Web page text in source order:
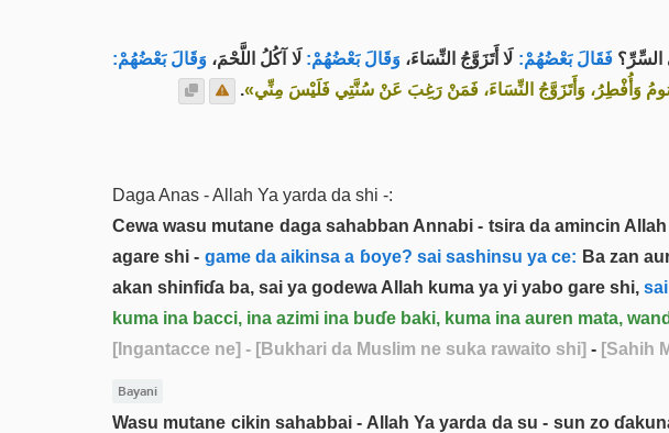
السِّرِّ؟ فَقَالَ بَعْضُهُمْ: لَا أَتَزَوَّجُ النِّسَاءَ، وَقَالَ بَعْضُهُمْ: لَا آكُلُ اللَّحْمَ، وَقَالَ بَعْضُهُمْ:
وَأُفْطِرُ، وَأَتَزَوَّجُ النِّسَاءَ، فَمَنْ رَغِبَ عَنْ سُنَّتِي فَلَيْسَ مِنِّي».
Daga Anas - Allah Ya yarda da shi -:
Cewa wasu mutane daga sahabban Annabi - tsira da amincin
agare shi - game da aikinsa a ɓoye? sai sashinsu ya ce: Ba zan
akan shinfiɗa ba, sai ya godewa Allah kuma ya yi yabo gare shi,
kuma ina bacci, ina azimi ina buɗe baki, kuma ina auren mata,
[Ingantacce ne] - [Bukhari da Muslim ne suka rawaito shi] - [Sahih
Bayani
Wasu mutane cikin sahabbai - Allah Ya yarda da su - sun zo